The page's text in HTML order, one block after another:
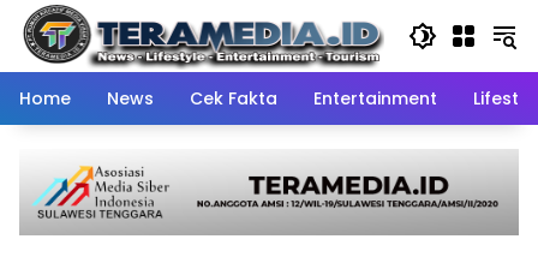
Skip
content
Home
News Cek Fakta Entertainment